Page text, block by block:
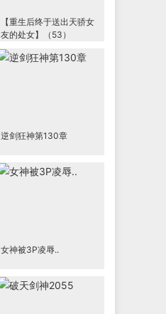
【重生后终于送出天骄女
友的处女】（53）
逆剑狂神第130章
女神被3P凌辱..